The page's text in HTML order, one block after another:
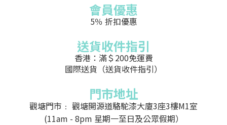
會員優惠
5％ 折扣優惠
送貨收件指引
香港：滿＄200免運費
國際送貨（送貨收件指引）
門市地址
觀塘門市﹕ 觀塘開源道駱駝漆大廈3座3樓M1室
(11am - 8pm 星期一至日及公眾假期）